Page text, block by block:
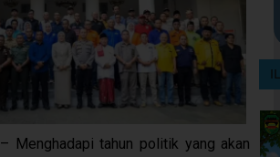
– Menghadapi tahun politik yang akan